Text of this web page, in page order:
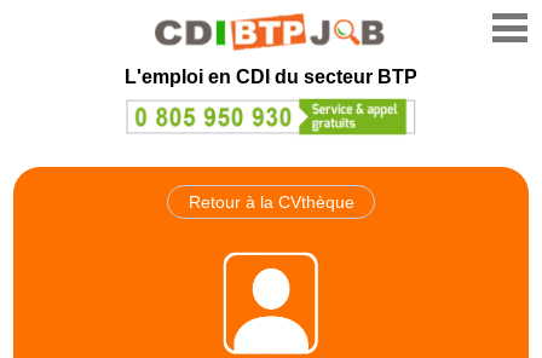
L'emploi en CDI du secteur BTP
Retour à la CVthèque